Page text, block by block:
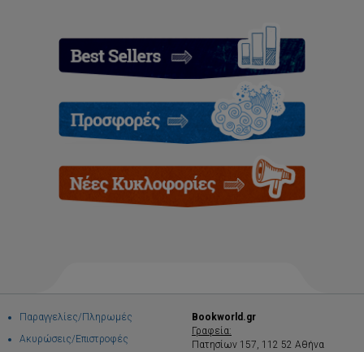
Παραγγελίες/Πληρωμές
Ακυρώσεις/Επιστροφές
Bookworld.gr
Γραφεία:
Πατησίων 157, 112 52 Αθήνα